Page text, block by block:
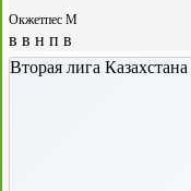
Окжетпес М
в в н п в
Вторая лига Казахстана